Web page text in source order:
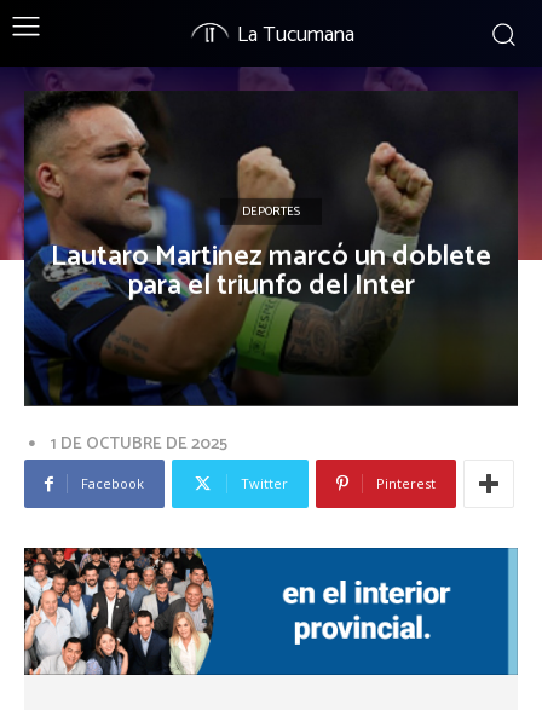
La Tucumana
DEPORTES
Lautaro Martinez marcó un doblete
para el triunfo del Inter
1 DE OCTUBRE DE 2025
Facebook Twitter Pinterest